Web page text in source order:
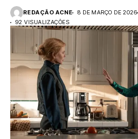
REDAÇÃO ACNE 8 DE MARÇO DE 2026
92 VISUALIZAÇÕES